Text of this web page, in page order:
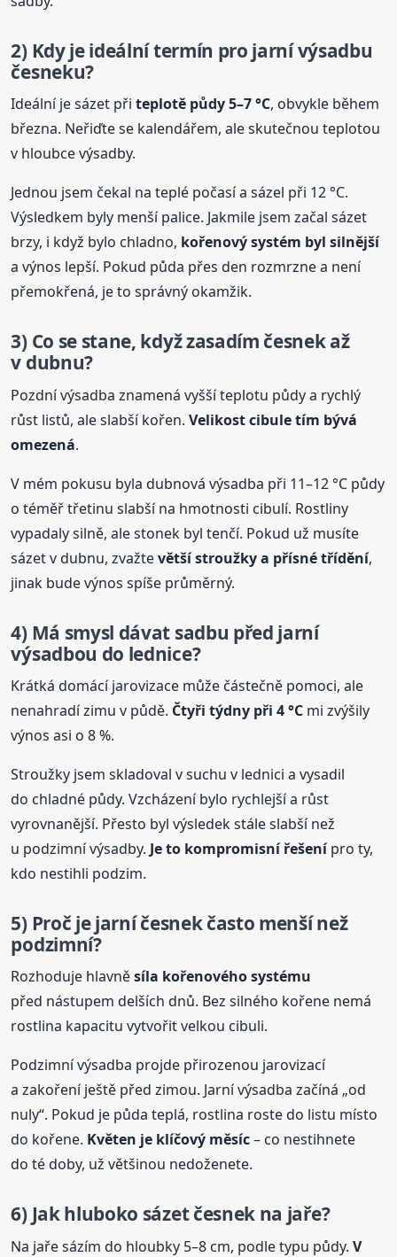
2) Kdy je ideální termín pro jarní výsadbu
česneku?
Ideální je sázet přiteplotě půdy 5–7 °C, obvykle během
března. Neřiďte se kalendářem, ale skutečnou teplotou
v hloubce výsadby.
Jednou jsem čekal na teplé počasí a sázel při 12 °C.
Výsledkem byly menší palice. Jakmile jsem začal sázet
brzy, i když bylo chladno, kořenový systém byl silnější
a výnos lepší. Pokud půda přes den rozmrzne a není
přemokřená, je to správný okamžik.
3) Co se stane, když zasadím česnek až
v dubnu?
Pozdní výsadba znamená vyšší teplotu půdy a rychlý
růst listů, ale slabší kořen.Velikost cibule tím bývá
omezená.
V mém pokusu byla dubnová výsadba při 11–12 °C půdy
o téměř třetinu slabší na hmotnosti cibulí. Rostliny
vypadaly silně, ale stonek byl tenčí. Pokud už musíte
sázet v dubnu, zvažtevětší stroužky a přísné třídění,
jinak bude výnos spíše průměrný.
4) Má smysl dávat sadbu před jarní
výsadbou do lednice?
Krátká domácí jarovizace může částečně pomoci, ale
nenahradí zimu v půdě. Čtyři týdny při 4 °C mi zvýšily
výnos asi o 8 %.
Stroužky jsem skladoval v suchu v lednici a vysadil
do chladné půdy. Vzcházení bylo rychlejší a růst
vyrovnanější. Přesto byl výsledek stále slabší než
u podzimní výsadby. Je to kompromisní řešenípro ty,
kdo nestihli podzim.
5) Proč je jarní česnek často menší než
podzimní?
Rozhoduje hlavněsíla kořenového systému
před nástupem delších dnů. Bez silného kořene nemá
rostlina kapacitu vytvořit velkou cibuli.
Podzimní výsadba projde přirozenou jarovizací
a zakoření ještě před zimou. Jarní výsadba začíná „od
nuly“. Pokud je půda teplá, rostlina roste do listu místo
do kořene. Květen je klíčový měsíc– co nestihnete
do té doby, už většinou nedoženete.
6) Jak hluboko sázet česnek na jaře?
Na jaře sázím do hloubky 5–8 cm, podle typu půdy.V